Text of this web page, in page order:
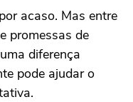
acaso. Mas entre
promessas de
diferença
pode ajudar o